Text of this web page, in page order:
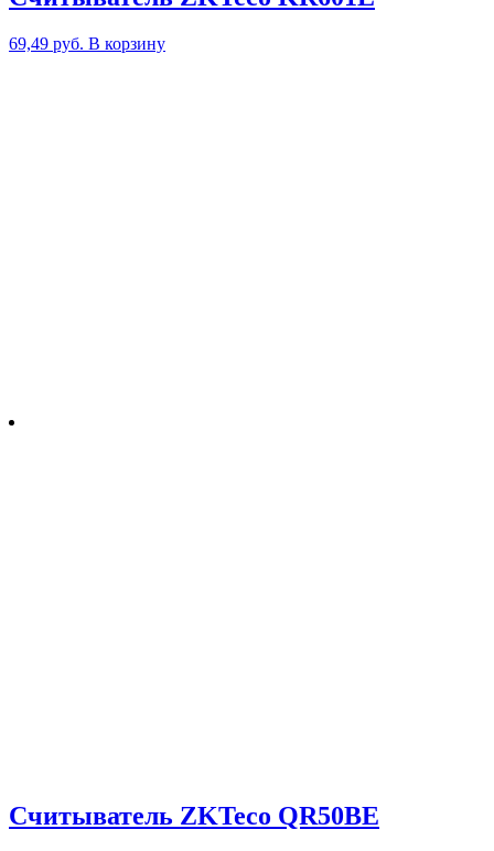
69,49 руб. В корзину
Считыватель ZKTeco QR50BE